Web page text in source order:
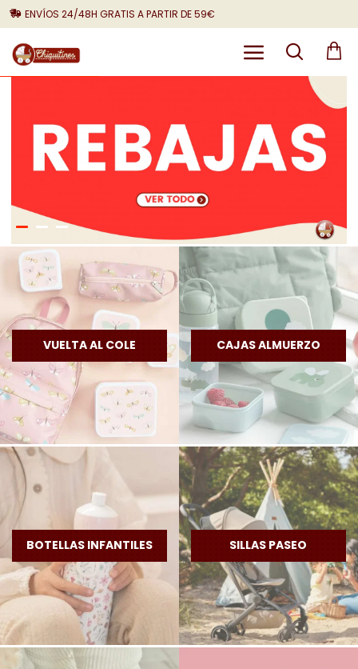
ENVÍOS 24/48H GRATIS A PARTIR DE 59€
VUELTA AL COLE CAJAS ALMUERZO
BOTELLAS INFANTILES SILLAS PASEO